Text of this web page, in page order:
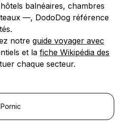
balnéaires, chambres
—, DodoDog référence
notre guide voyager avec
et la fiche Wikipédia des
chaque secteur.